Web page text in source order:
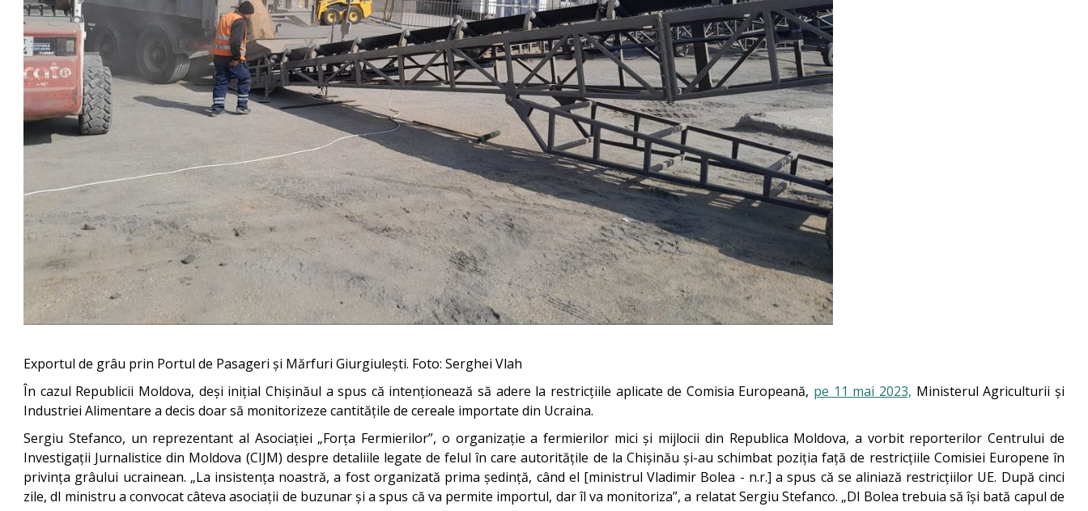
Exportul de grâu prin Portul de Pasageri și Mărfuri Giurgiulești. Foto: Serghei Vlah
În cazul Republicii Moldova, deși inițial Chișinăul a spus că intenționează să adere la restricțiile aplicate de Comisia Europeană, pe 11 mai 2023, Ministerul Agriculturii și
Industriei Alimentare a decis doar să monitorizeze cantitățile de cereale importate din Ucraina.
Sergiu Stefanco, un reprezentant al Asociației „Forța Fermierilor”, o organizație a fermierilor mici și mijlocii din Republica Moldova, a vorbit reporterilor Centrului de
Investigații Jurnalistice din Moldova (CIJM) despre detaliile legate de felul în care autoritățile de la Chișinău și-au schimbat poziția față de restricțiile Comisiei Europene în
privința grâului ucrainean. „La insistența noastră, a fost organizată prima ședință, când el [ministrul Vladimir Bolea - n.r.] a spus că se aliniază restricțiilor UE. După cinci
zile, dl ministru a convocat câteva asociații de buzunar și a spus că va permite importul, dar îl va monitoriza”, a relatat Sergiu Stefanco. „Dl Bolea trebuia să își bată capul de